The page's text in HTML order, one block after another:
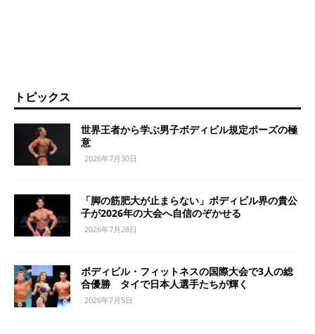
トピックス
世界王者から学ぶ男子ボディビル規定ポーズの極
意
2026年7月30日
「脚の筋肥大が止まらない」ボディビル界の貴公
子が2026年の大会へ自信のぞかせる
2026年7月28日
ボディビル・フィットネスの国際大会で3人の総
合優勝 タイで日本人選手たちが輝く
2026年7月5日